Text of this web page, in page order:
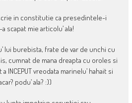
in constitutie ca presedintele-i
scapat mie articolu’ ala!
lui burebista, frate de var de unchi cu
cumnat de mana dreapta cu oroles si
INCEPUT vreodata marinelu’ hahait si
podu’ ala? :))